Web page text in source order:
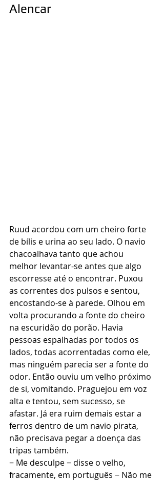
Alencar
Ruud acordou com um cheiro forte
de bílis e urina ao seu lado. O navio
chacoalhava tanto que achou
melhor levantar-se antes que algo
escorresse até o encontrar. Puxou
as correntes dos pulsos e sentou,
encostando-se à parede. Olhou em
volta procurando a fonte do cheiro
na escuridão do porão. Havia
pessoas espalhadas por todos os
lados, todas acorrentadas como ele,
mas ninguém parecia ser a fonte do
odor. Então ouviu um velho próximo
de si, vomitando. Praguejou em voz
alta e tentou, sem sucesso, se
afastar. Já era ruim demais estar a
ferros dentro de um navio pirata,
não precisava pegar a doença das
tripas também.
− Me desculpe − disse o velho,
fracamente, em português − Não me